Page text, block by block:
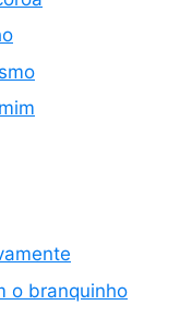
o branquinho